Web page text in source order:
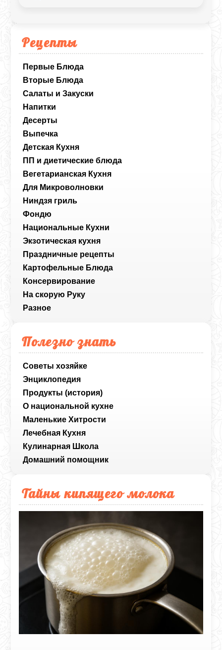
Рецепты
Первые Блюда
Вторые Блюда
Салаты и Закуски
Напитки
Десерты
Выпечка
Детская Кухня
ПП и диетические блюда
Вегетарианская Кухня
Для Микроволновки
Ниндзя гриль
Фондю
Национальные Кухни
Экзотическая кухня
Праздничные рецепты
Картофельные Блюда
Консервирование
На скорую Руку
Разное
Полезно знать
Советы хозяйке
Энциклопедия
Продукты (история)
О национальной кухне
Маленькие Хитрости
Лечебная Кухня
Кулинарная Школа
Домашний помощник
Тайны кипящего молока